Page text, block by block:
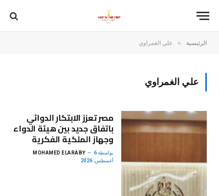
الرئيسية » علي الغمراوي
علي الغمراوي
مصر تعزز الابتكار الدوائي
باتفاق جديد بين هيئة الدواء
وجهاز الملكية الفكرية
بواسطة MOHAMED ELARABY
6
أغسطس، 2026